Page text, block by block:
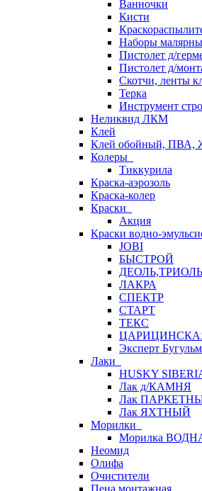
Ванночки
Кисти
Наборы
Пистолет д/
Пистолет д/
Скотчи, ленты
Терка
Инструмент
Неликвид ЛКМ
Клей
Клей обойный, ПВА,
Колеры
Тиккурила
Краска-аэрозоль
Краска-колер
Краски
Акция
Краски водно-
JOBI
БЫСТРОЙ
ДЕОЛЬ,ТРИОЛЬ
ЛАКРА
СПЕКТР
СТАРТ
ТЕКС
Эксперт
Лаки
HUSKY
Лак д/КАМНЯ
Лак
Лак ЯХТНЫЙ
Морилки
Морилка
Неомид
Олифа
Очистители
Пена монтажная